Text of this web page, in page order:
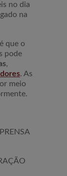
no dia
na
que o
pode
,
. As
meio